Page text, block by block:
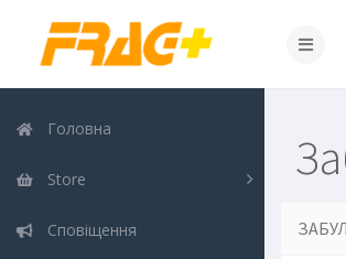
Головна
Store
Сповіщення